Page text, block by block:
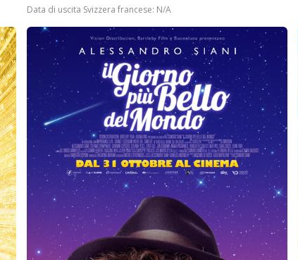
Data di uscita Svizzera francese: N/A